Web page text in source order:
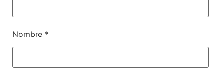
Nombre *